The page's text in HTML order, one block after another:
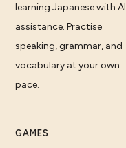
learning Japanese with AI
assistance. Practise
speaking, grammar, and
vocabulary at your own
pace.
GAMES